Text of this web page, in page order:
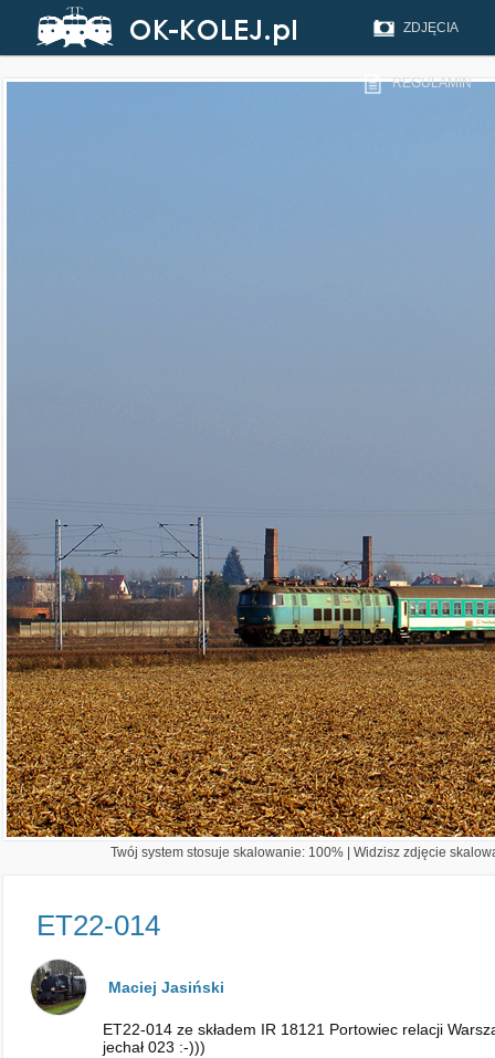
ZDJĘCIA
REGULAMIN
Twój system stosuje skalowanie: 100% | Widzisz zdjęcie
ET22-014
Maciej Jasiński
ET22-014 ze składem IR 18121 Portowiec relacji
jechał 023 :-)))